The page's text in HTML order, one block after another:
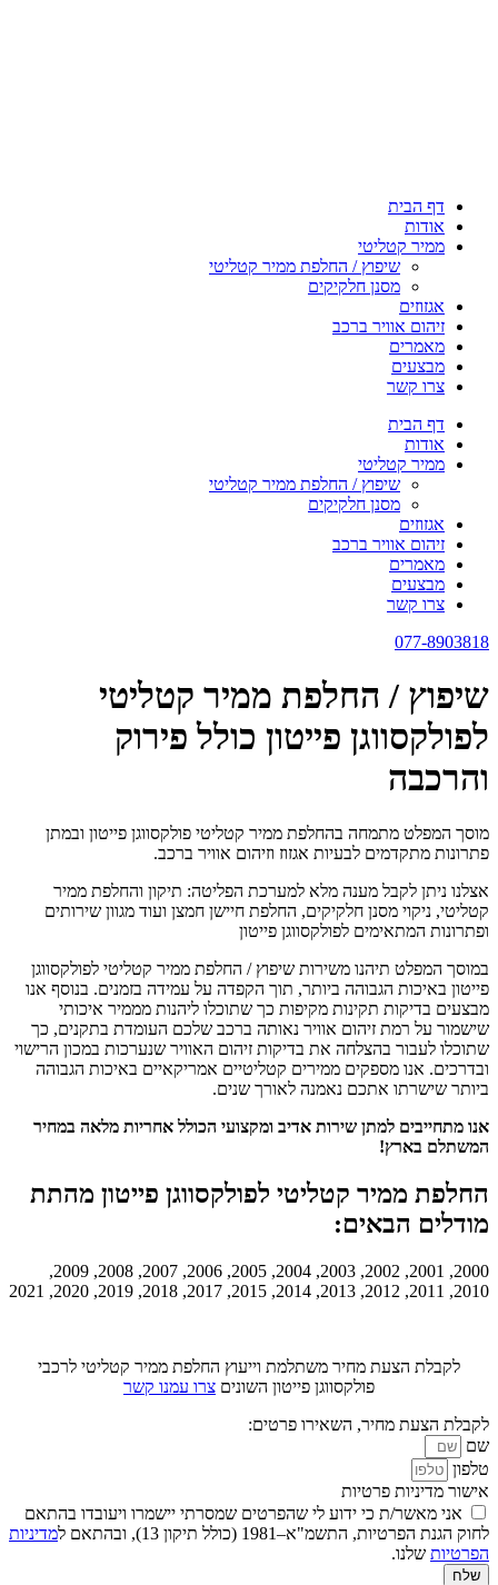
דף הבית
אודות
ממיר קטליטי
שיפוץ / החלפת ממיר קטליטי
מסנן חלקיקים
אגזוזים
זיהום אוויר ברכב
מאמרים
מבצעים
צרו קשר
דף הבית
אודות
ממיר קטליטי
שיפוץ / החלפת ממיר קטליטי
מסנן חלקיקים
אגזוזים
זיהום אוויר ברכב
מאמרים
מבצעים
צרו קשר
077-8903818
שיפוץ / החלפת ממיר קטליטי
לפולקסווגן פייטון כולל פירוק
והרכבה
מוסך המפלט מתמחה בהחלפת ממיר קטליטי פולקסווגן פייטון ובמתן
פתרונות מתקדמים לבעיות אגזוז וזיהום אוויר ברכב.
אצלנו ניתן לקבל מענה מלא למערכת הפליטה: תיקון והחלפת ממיר
קטליטי, ניקוי מסנן חלקיקים, החלפת חיישן חמצן ועוד מגוון שירותים
ופתרונות המתאימים לפולקסווגן פייטון
במוסך המפלט תיהנו משירות שיפוץ / החלפת ממיר קטליטי לפולקסווגן
פייטון באיכות הגבוהה ביותר, תוך הקפדה על עמידה בזמנים. בנוסף אנו
מבצעים בדיקות תקינות מקיפות כך שתוכלו ליהנות מממיר איכותי
שישמור על רמת זיהום אוויר נאותה ברכב שלכם העומדת בתקנים, כך
שתוכלו לעבור בהצלחה את בדיקות זיהום האוויר שנערכות במכון הרישוי
ובדרכים. אנו מספקים ממירים קטליטיים אמריקאיים באיכות הגבוהה
ביותר שישרתו אתכם נאמנה לאורך שנים.
אנו מתחייבים למתן שירות אדיב ומקצועי הכולל אחריות מלאה במחיר
המשתלם בארץ!
החלפת ממיר קטליטי לפולקסווגן פייטון מהתת
מודלים הבאים:
2000, 2001, 2002, 2003, 2004, 2005, 2006, 2007, 2008, 2009,
2010, 2011, 2012, 2013, 2014, 2015, 2017, 2018, 2019, 2020, 2021
לקבלת הצעת מחיר משתלמת וייעוץ החלפת ממיר קטליטי לרכבי
פולקסווגן פייטון השונים צרו עמנו קשר
לקבלת הצעת מחיר, השאירו פרטים:
שם
טלפון
אישור מדיניות פרטיות
אני מאשר/ת כי ידוע לי שהפרטים שמסרתי יישמרו ויעובדו בהתאם
לחוק הגנת הפרטיות, התשמ"א–1981 (כולל תיקון 13), ובהתאם ל
מדיניות
הפרטיות שלנו.
שלח